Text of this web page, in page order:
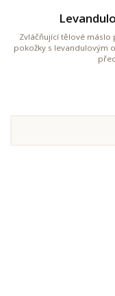
Zvláčňující tělové
pokožky s levandulovým